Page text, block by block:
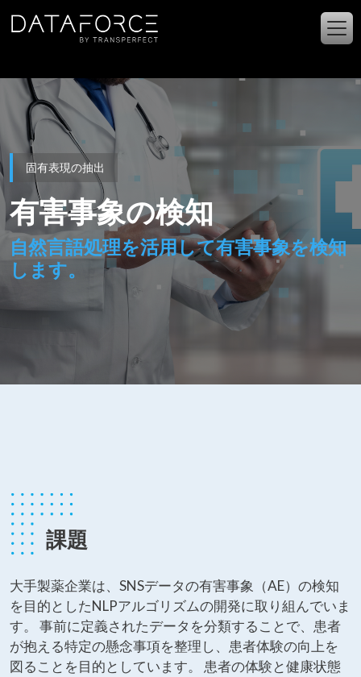
固有表現の抽出
有害事象の検知
自然言語処理を活用して有害事象を検知
します。
課題
大手製薬企業は、SNSデータの有害事象（AE）の検知
を目的としたNLPアルゴリズムの開発に取り組んでいま
す。 事前に定義されたデータを分類することで、患者
が抱える特定の懸念事項を整理し、患者体験の向上を
図ることを目的としています。 患者の体験と健康状態